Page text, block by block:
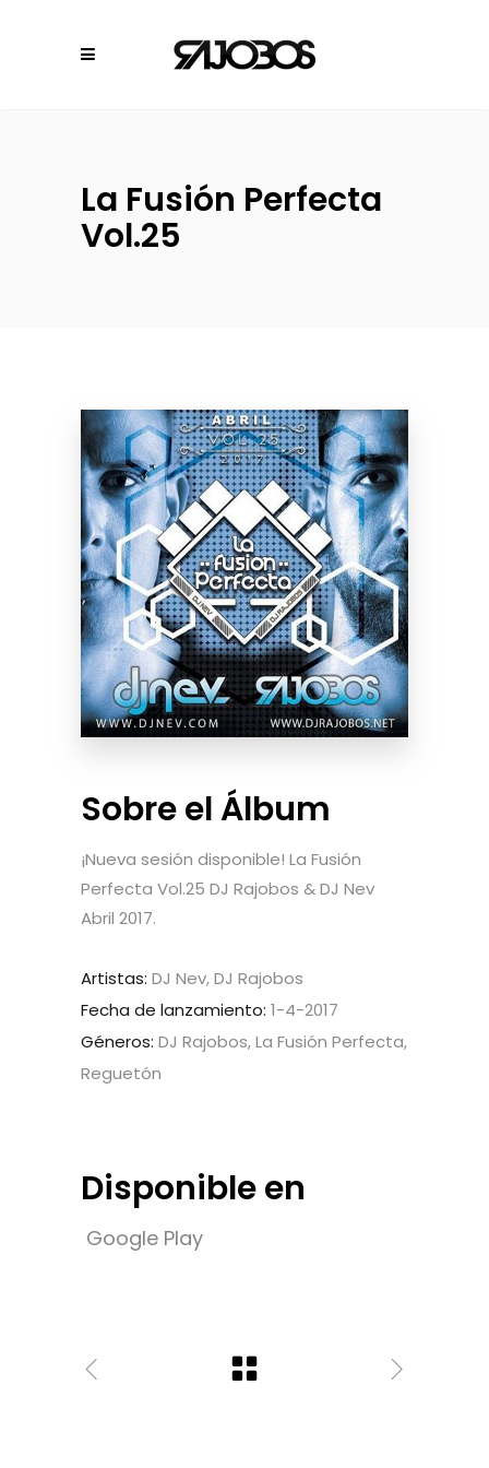
La Fusión Perfecta
Vol.25
Sobre el Álbum
¡Nueva sesión disponible! La Fusión
Perfecta Vol.25 DJ Rajobos & DJ Nev
Abril 2017.
Artistas: DJ Nev, DJ Rajobos
Fecha de lanzamiento: 1-4-2017
Géneros: DJ Rajobos, La Fusión Perfecta,
Reguetón
Disponible en
Google Play